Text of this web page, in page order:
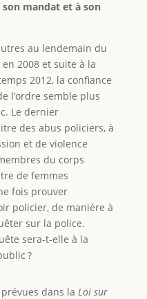
mandat et à son
au lendemain du
2008 et suite à la
2012, la confiance
l’ordre semble plus
Le dernier
des abus policiers, à
et de violence
du corps
de femmes
fois prouver
policier, de manière à
sur la police.
sera-t-elle à la
?
dans la Loi sur